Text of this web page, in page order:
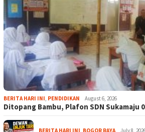
BERITA HARI INI, PENDIDIKAN August 6, 2026
Ditopang Bambu, Plafon SDN Sukamaju